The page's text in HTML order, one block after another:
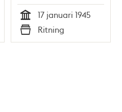
Tid
17 januari 1945
Typ
Ritning